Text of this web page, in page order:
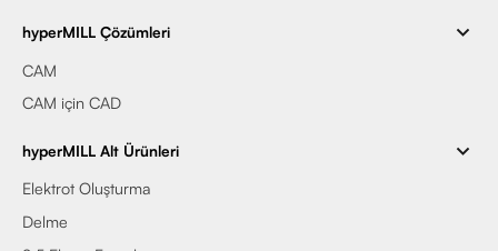
hyperMILL Çözümleri
CAM
CAM için CAD
hyperMILL Alt Ürünleri
Elektrot Oluşturma
Delme